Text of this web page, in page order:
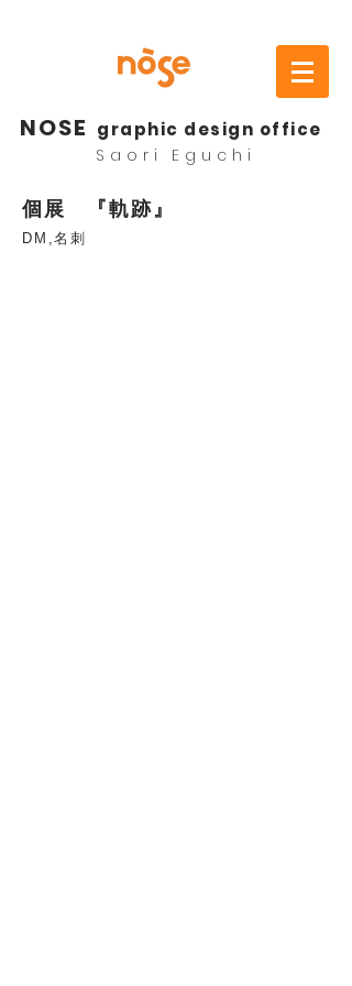
NOSE graphic design office
Saori Eguchi
個展 『軌跡』
DM,名刺